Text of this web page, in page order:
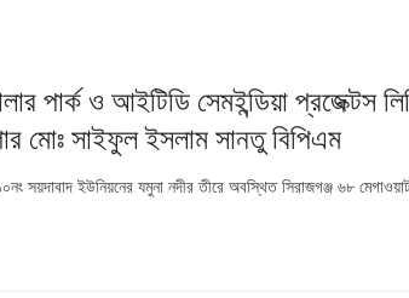
পার্ক ও আইটিডি সেমইন্ডিয়া প্রজেক্টস
মোঃ সাইফুল ইসলাম সানতু বিপিএম
সয়দাবাদ ইউনিয়নের যমুনা নদীর তীরে অবস্থিত সিরাজগঞ্জ ৬৮